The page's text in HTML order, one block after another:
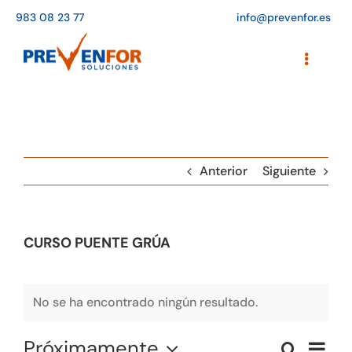
contenido
983 08 23 77 info@prevenfor.es
Toggle
EPIs
Anterior Siguiente
CURSO PUENTE GRÚA
No se ha encontrado ningún resultado.